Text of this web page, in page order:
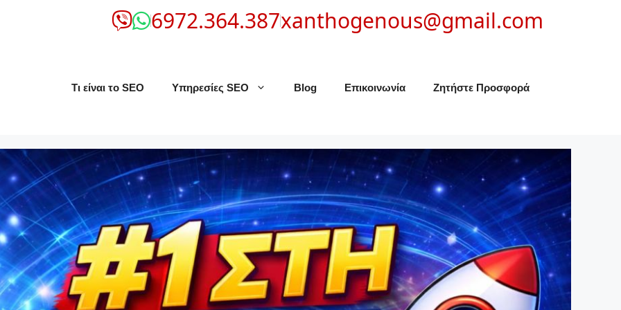
6972.364.387xanthogenous@gmail.com
Τι είναι το SEO Υπηρεσίες SEO Blog Επικοινωνία Ζητήστε Προσφορά